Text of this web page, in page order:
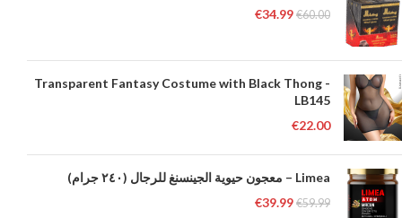
€60.00
€34.99
Transparent Fantasy Costume with Black Thong -
LB145
€22.00
Limea – معجون حيوية الجينسنغ للرجال (٢٤٠ جرام)
€59.99
€39.99